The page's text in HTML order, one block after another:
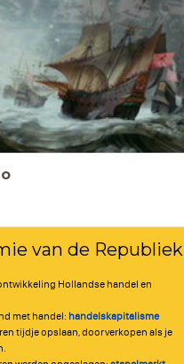
van de Republiek
Hollandse handel en
met handel: handelskapitalisme
tijdje opslaan, doorverkopen als je